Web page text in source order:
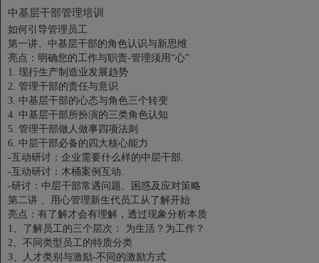
中基层干部管理培训
如何引导管理员工
第一讲、中基层干部的角色认识与新思维
亮点：明确您的工作与职责-管理须用“心”
1. 现行生产制造业发展趋势
2. 管理干部的责任与意识
3. 中基层干部的心态与角色三个转变
4. 中基层干部所扮演的三类角色认知
5. 管理干部做人做事四项法则
6. 中层干部必备的四大核心能力
-互动研讨：企业需要什么样的中层干部.
-互动研讨：木桶案例互动.
-研讨：中层干部常遇问题、困惑及应对策略
第二讲 、用心管理新生代员工从了解开始
亮点：有了解才会有理解，透过现象分析本质
1、了解员工的三个层次： 为生活？为工作？
2、不同类型员工的特质分类
3、人才类别与激励-不同的激励方式